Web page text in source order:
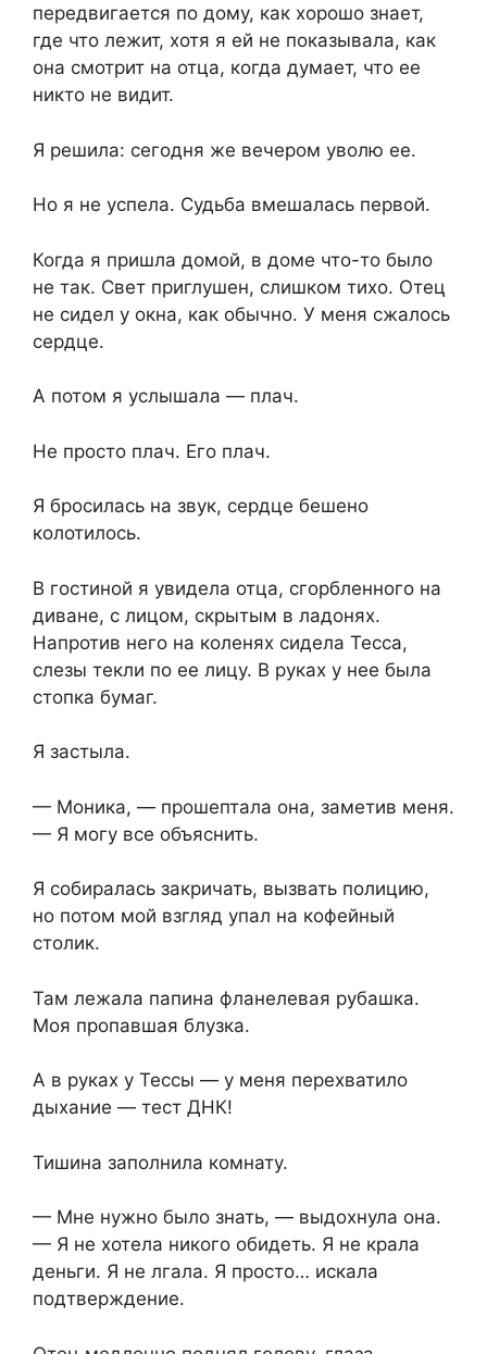
передвигается по дому, как хорошо знает,
где что лежит, хотя я ей не показывала, как
она смотрит на отца, когда думает, что ее
никто не видит.
Я решила: сегодня же вечером уволю ее.
Но я не успела. Судьба вмешалась первой.
Когда я пришла домой, в доме что-то было
не так. Свет приглушен, слишком тихо. Отец
не сидел у окна, как обычно. У меня сжалось
сердце.
А потом я услышала — плач.
Не просто плач. Его плач.
Я бросилась на звук, сердце бешено
колотилось.
В гостиной я увидела отца, сгорбленного на
диване, с лицом, скрытым в ладонях.
Напротив него на коленях сидела Тесса,
слезы текли по ее лицу. В руках у нее была
стопка бумаг.
Я застыла.
— Моника, — прошептала она, заметив меня.
— Я могу все объяснить.
Я собиралась закричать, вызвать полицию,
но потом мой взгляд упал на кофейный
столик.
Там лежала папина фланелевая рубашка.
Моя пропавшая блузка.
А в руках у Тессы — у меня перехватило
дыхание — тест ДНК!
Тишина заполнила комнату.
— Мне нужно было знать, — выдохнула она.
— Я не хотела никого обидеть. Я не крала
деньги. Я не лгала. Я просто… искала
подтверждение.